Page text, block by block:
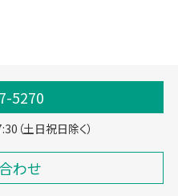
5270
（土日祝日除く）
わせ